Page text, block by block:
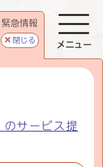
緊急情報
閉じる
のサービス提
メニュー